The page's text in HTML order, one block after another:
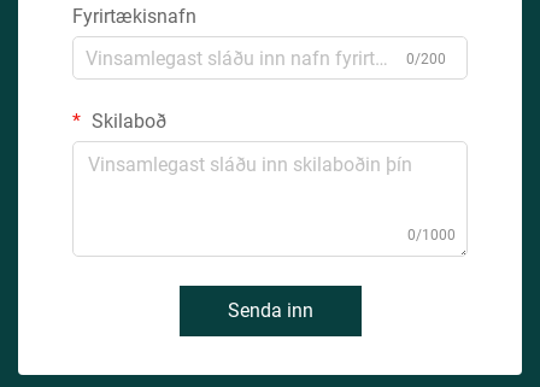
Fyrirtækisnafn
0/200
Skilaboð
0/1000
Senda inn